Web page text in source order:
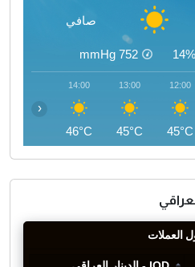
صافي
14%
752
mmHg
12:00
45°C
13:00
45°C
14:00
46°C
‹